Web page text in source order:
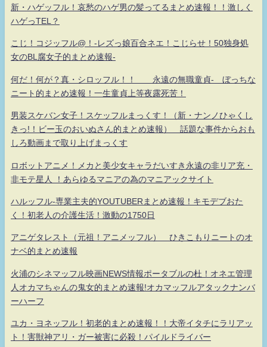
新・ハゲッフル！哀愁のハゲ男の髪ってるまとめ速報！！激しく
ハゲっTEL？
こじ！コジッフル@！-レズっ娘百合ネエ！こじらせ！50独身処
女のBL腐女子的まとめ速報-
何だ！何が？真・シロッフル！！ 永遠の無職童貞- ぼっちな
ニート的まとめ速報！一生童貞上等夜露死苦！
男装スケバン女子！スケッフルまっくす！（新・ナンノひゃくし
きっ!！ビー玉のおいぬさん的まとめ速報） 話題な事件からおも
しろ動画まで取り上げまっくす
ロボットアニメ！メカと美少女キャラだいすき永遠の非リア充・
非モテ星人 ！あらゆるマニアの為のマニアックサイト
ハルッフル-専業主夫的YOUTUBERまとめ速報！キモデブおた
く！初老人の介護生活！激動の1750日
アニゲタレスト（元祖！アニメッフル） ひきこもりニートのオ
ナベ的まとめ速報
火浦のシネマッフル映画NEWS情報ポータブルの杜！オネエ管理
人オカマちゃんの鬼女的まとめ速報!オカマッフルアタックナンバ
ーハーフ
ユカ・ヨネッフル！初老的まとめ速報！！大帝イタチにラリアッ
ト！害獣神アリ・ガー被害に必殺！パイルドライバー